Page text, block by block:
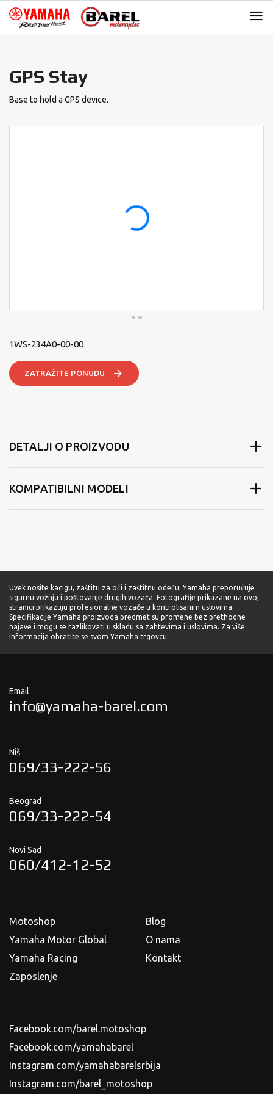
Skip
navigation
Skip
content
GPS Stay
Base to hold a GPS device.
1WS-234A0-00-00
ZATRAŽITE PONUDU
DETALJI O PROIZVODU
KOMPATIBILNI MODELI
Uvek nosite kacigu, zaštitu za oči i zaštitnu odeću. Yamaha preporučuje
sigurnu vožnju i poštovanje drugih vozača. Fotografije prikazane na ovoj
stranici prikazuju profesionalne vozače u kontrolisanim uslovima.
Specifikacije Yamaha proizvoda predmet su promene bez prethodne
najave i mogu se razlikovati u skladu sa zahtevima i uslovima. Za više
informacija obratite se svom Yamaha trgovcu.
Email
info@yamaha-barel.com
Niš
069/33-222-56
Beograd
069/33-222-54
Novi Sad
060/412-12-52
Motoshop
Yamaha Motor Global
Yamaha Racing
Zaposlenje
Blog
O nama
Kontakt
Facebook.com/barel.motoshop
Facebook.com/yamahabarel
Instagram.com/yamahabarelsrbija
Instagram.com/barel_motoshop